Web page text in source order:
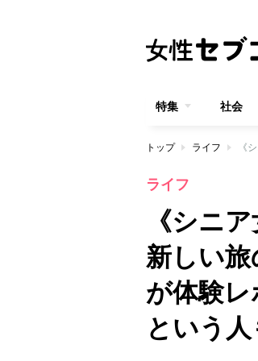
特集 社会
トップ ライフ
ライフ
《シニ
新しい
が体験レ
という人